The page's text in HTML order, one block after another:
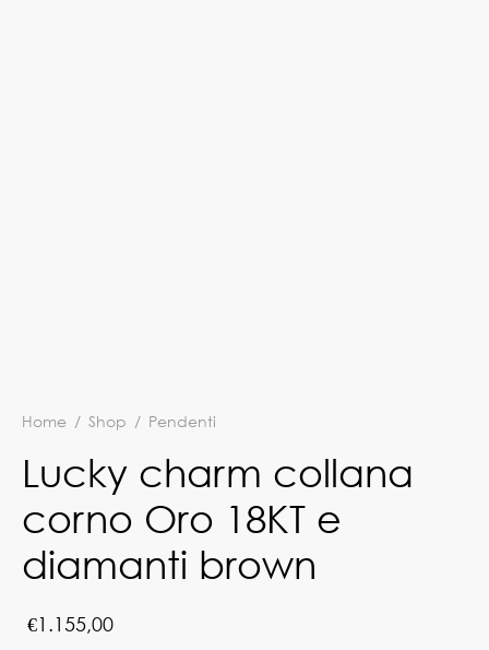
Home / Shop / Pendenti
Lucky charm collana
corno Oro 18KT e
diamanti brown
€1.155,00